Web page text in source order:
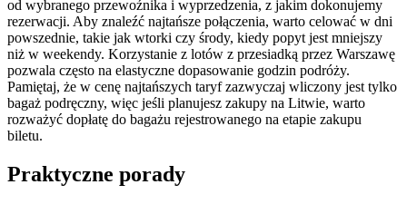
od wybranego przewoźnika i wyprzedzenia, z jakim dokonujemy
rezerwacji. Aby znaleźć najtańsze połączenia, warto celować w dni
powszednie, takie jak wtorki czy środy, kiedy popyt jest mniejszy
niż w weekendy. Korzystanie z lotów z przesiadką przez Warszawę
pozwala często na elastyczne dopasowanie godzin podróży.
Pamiętaj, że w cenę najtańszych taryf zazwyczaj wliczony jest tylko
bagaż podręczny, więc jeśli planujesz zakupy na Litwie, warto
rozważyć dopłatę do bagażu rejestrowanego na etapie zakupu
biletu.
Praktyczne porady